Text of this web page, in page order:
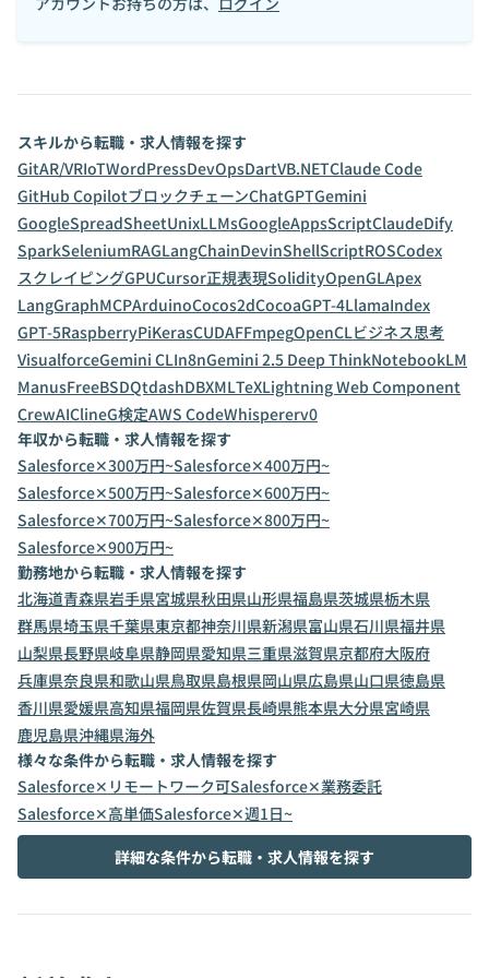
スキルから転職・求人情報を探す
GitAR/VRIoTWordPressDevOpsDartVB.NETClaude Code
GitHub CopilotブロックチェーンChatGPTGemini
GoogleSpreadSheetUnixLLMsGoogleAppsScriptClaudeDify
SparkSeleniumRAGLangChainDevinShellScriptROSCodex
スクレイピングGPUCursor正規表現SolidityOpenGLApex
LangGraphMCPArduinoCocos2dCocoaGPT-4LlamaIndex
GPT-5RaspberryPiKerasCUDAFFmpegOpenCLビジネス思考
VisualforceGemini CLIn8nGemini 2.5 Deep ThinkNotebookLM
ManusFreeBSDQtdashDBXMLTeXLightning Web Component
CrewAIClineG検定AWS CodeWhispererv0
年収から転職・求人情報を探す
Salesforce✕300万円~Salesforce✕400万円~
Salesforce✕500万円~Salesforce✕600万円~
Salesforce✕700万円~Salesforce✕800万円~
Salesforce✕900万円~
勤務地から転職・求人情報を探す
北海道青森県岩手県宮城県秋田県山形県福島県茨城県栃木県
群馬県埼玉県千葉県東京都神奈川県新潟県富山県石川県福井県
山梨県長野県岐阜県静岡県愛知県三重県滋賀県京都府大阪府
兵庫県奈良県和歌山県鳥取県島根県岡山県広島県山口県徳島県
香川県愛媛県高知県福岡県佐賀県長崎県熊本県大分県宮崎県
鹿児島県沖縄県海外
様々な条件から転職・求人情報を探す
Salesforce✕リモートワーク可Salesforce✕業務委託
Salesforce✕高単価Salesforce✕週1日~
詳細な条件から転職・求人情報を探す